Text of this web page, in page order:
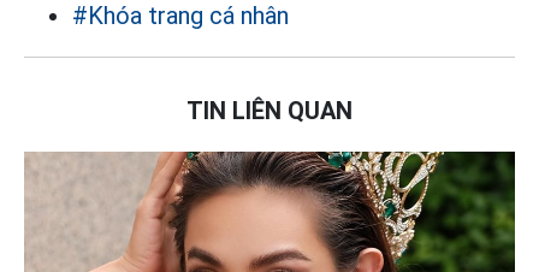
#Khóa trang cá nhân
TIN LIÊN QUAN